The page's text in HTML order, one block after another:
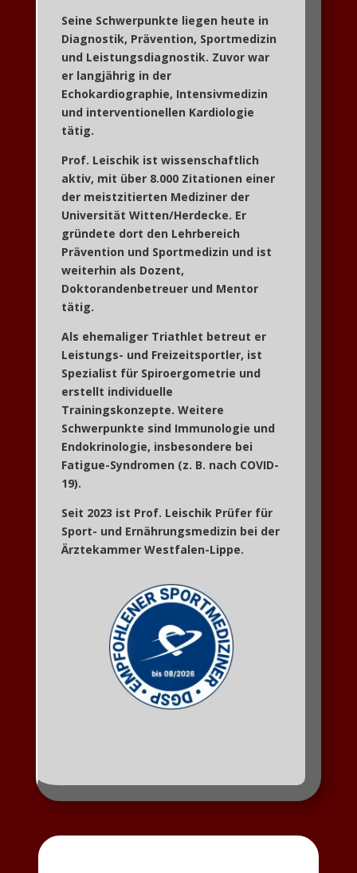
Seine Schwerpunkte liegen heute in
Diagnostik, Prävention, Sportmedizin
und Leistungsdiagnostik. Zuvor war
er langjährig in der
Echokardiographie, Intensivmedizin
und interventionellen Kardiologie
tätig.
Prof. Leischik ist wissenschaftlich
aktiv, mit über 8.000 Zitationen einer
der meistzitierten Mediziner der
Universität Witten/Herdecke. Er
gründete dort den Lehrbereich
Prävention und Sportmedizin und ist
weiterhin als Dozent,
Doktorandenbetreuer und Mentor
tätig.
Als ehemaliger Triathlet betreut er
Leistungs- und Freizeitsportler, ist
Spezialist für Spiroergometrie und
erstellt individuelle
Trainingskonzepte. Weitere
Schwerpunkte sind Immunologie und
Endokrinologie, insbesondere bei
Fatigue-Syndromen (z. B. nach COVID-
19).
Seit 2023 ist Prof. Leischik Prüfer für
Sport- und Ernährungsmedizin bei der
Ärztekammer Westfalen-Lippe.